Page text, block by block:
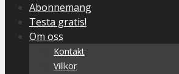
Abonnemang
Testa gratis!
Om oss
Kontakt
Villkor